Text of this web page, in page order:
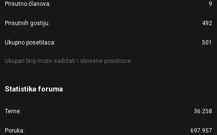
Prisutno članova 9
Prisutnih gostiju 492
Ukupno posetilaca 501
Ukupan broj može sadržati i skrivene posetioce.
Statistika foruma
Teme 36.258
Poruka 697.957